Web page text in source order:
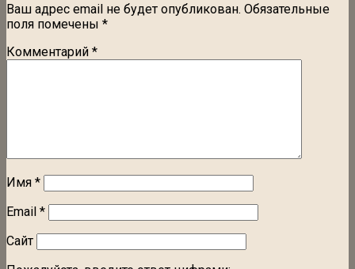
Ваш адрес email не будет опубликован. Обязательные
поля помечены *
Комментарий *
Имя *
Email *
Сайт